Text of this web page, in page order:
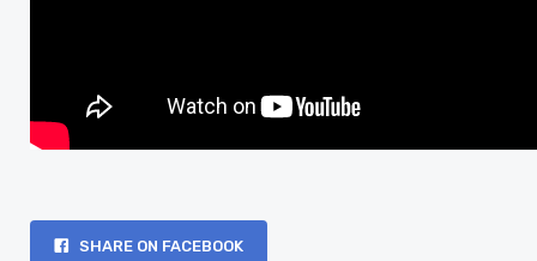
SHARE ON FACEBOOK